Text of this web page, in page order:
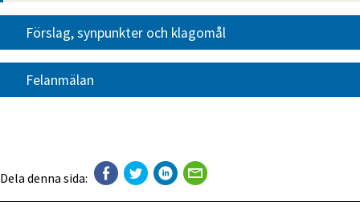
Förslag, synpunkter och klagomål
Felanmälan
Dela denna sida: